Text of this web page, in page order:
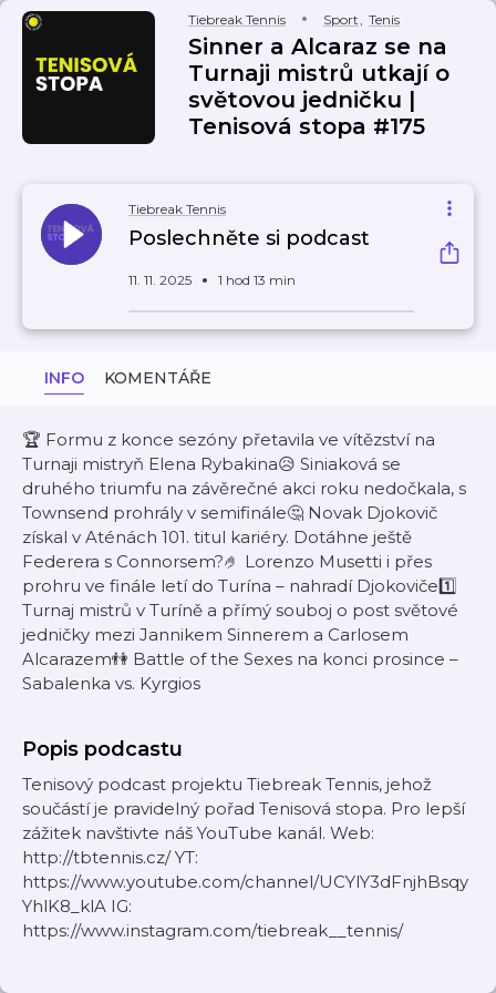
Tiebreak Tennis Sport, Tenis
Sinner a Alcaraz se na
Turnaji mistrů utkají o
světovou jedničku |
Tenisová stopa #175
Tiebreak Tennis
Poslechněte si podcast
11. 11. 2025 1 hod 13 min
INFO KOMENTÁŘE
🏆 Formu z konce sezóny přetavila ve vítězství na
Turnaji mistryň Elena Rybakina😥 Siniaková se
druhého triumfu na závěrečné akci roku nedočkala, s
Townsend prohrály v semifinále🤔 Novak Djokovič
získal v Aténách 101. titul kariéry. Dotáhne ještě
Federera s Connorsem?🤌 Lorenzo Musetti i přes
prohru ve finále letí do Turína – nahradí Djokoviče1️⃣
Turnaj mistrů v Turíně a přímý souboj o post světové
jedničky mezi Jannikem Sinnerem a Carlosem
Alcarazem👫 Battle of the Sexes na konci prosince –
Sabalenka vs. Kyrgios
Popis podcastu
Tenisový podcast projektu Tiebreak Tennis, jehož
součástí je pravidelný pořad Tenisová stopa. Pro lepší
zážitek navštivte náš YouTube kanál. Web:
http://tbtennis.cz/ YT:
https://www.youtube.com/channel/UCYlY3dFnjhBsqy
YhlK8_klA IG:
https://www.instagram.com/tiebreak__tennis/